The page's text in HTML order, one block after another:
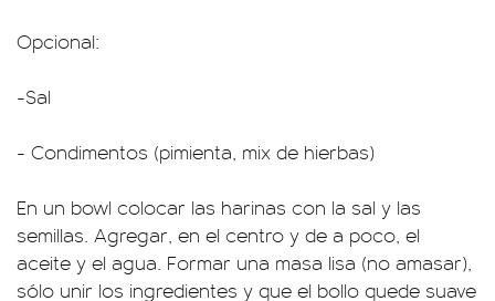
Opcional:
-Sal
- Condimentos (pimienta, mix de hierbas)
En un bowl colocar las harinas con la sal y las
semillas. Agregar, en el centro y de a poco, el
aceite y el agua. Formar una masa lisa (no amasar),
sólo unir los ingredientes y que el bollo quede suave